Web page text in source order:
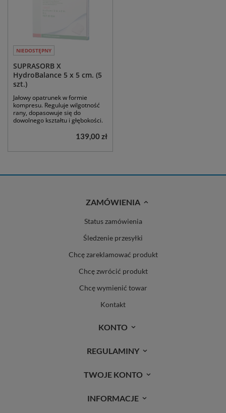
NIEDOSTĘPNY
SUPRASORB X
HydroBalance 5 x 5 cm. (5
szt.)
Jałowy opatrunek w formie
kompresu. Reguluje wilgotność
rany, dopasowuje się do
dowolnego kształtu i głębokości.
139,00 zł
ZAMÓWIENIA
Status zamówienia
Śledzenie przesyłki
Chcę zareklamować produkt
Chcę zwrócić produkt
Chcę wymienić towar
Kontakt
KONTO
REGULAMINY
TWOJE KONTO
INFORMACJE